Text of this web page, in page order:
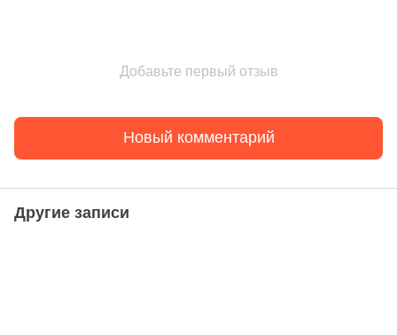
Добавьте первый отзыв
Новый комментарий
Другие записи